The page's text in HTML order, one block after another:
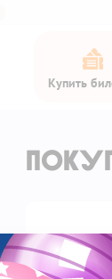
Купить